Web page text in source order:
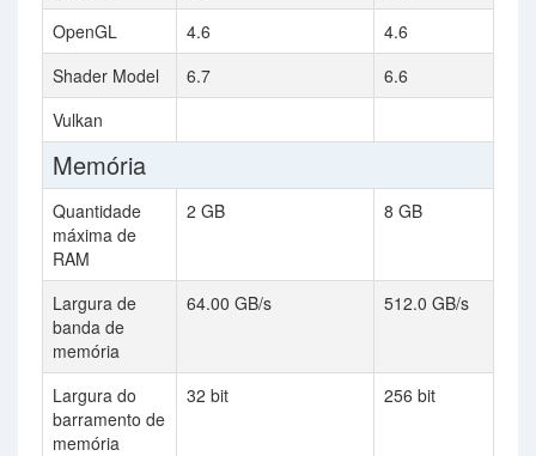
OpenGL
4.6
4.6
Shader Model
6.7
6.6
Vulkan
Memória
Quantidade
máxima de
RAM
2 GB 8 GB
Largura de
banda de
memória
64.00 GB/s 512.0 GB/s
Largura do
barramento de
memória
32 bit 256 bit